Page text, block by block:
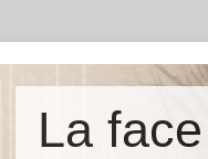
La